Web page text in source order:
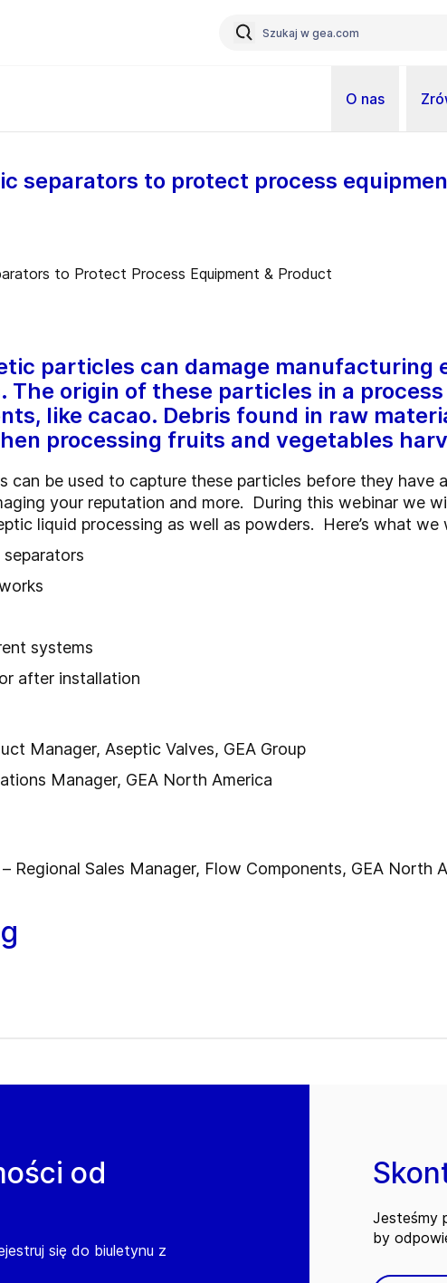
O nas
separators to protect process
particles can damage manufacturing
The origin of these particles in a
like cacao. Debris found in raw
processing fruits and vegetables
can be used to capture these particles before they have
your reputation and more.
During this webinar we
liquid processing as well as powders.
Here’s what we
systems
after installation
Manager, Aseptic Valves, GEA Group
Manager, GEA North America
Regional Sales Manager, Flow Components, GEA North
od
się do biuletynu z
Jesteśmy
by